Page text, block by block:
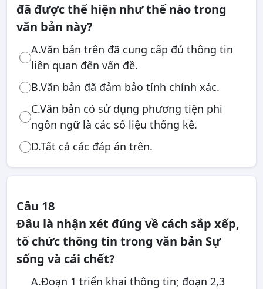
đã được thể hiện như thế nào trong
văn bản này?
A.Văn bản trên đã cung cấp đủ thông tin
liên quan đến vấn đề.
B.Văn bản đã đảm bảo tính chính xác.
C.Văn bản có sử dụng phương tiện phi
ngôn ngữ là các số liệu thống kê.
D.Tất cả các đáp án trên.
Câu 18
Đâu là nhận xét đúng về cách sắp xếp,
tổ chức thông tin trong văn bản Sự
sống và cái chết?
A.Đoạn 1 triển khai thông tin; đoạn 2,3